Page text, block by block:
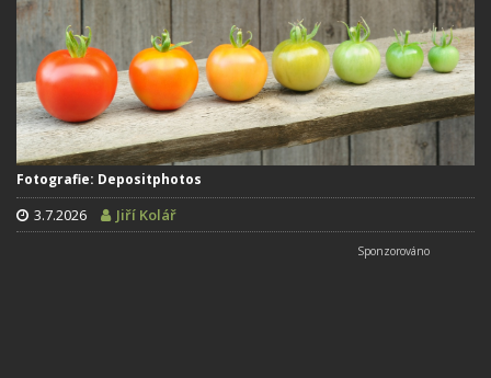
Fotografie: Depositphotos
3.7.2026 Jiří Kolář